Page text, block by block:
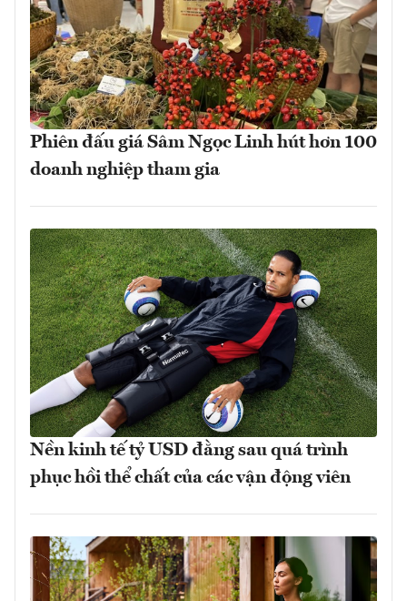
Phiên đấu giá Sâm Ngọc Linh hút hơn 100
doanh nghiệp tham gia
Nền kinh tế tỷ USD đằng sau quá trình
phục hồi thể chất của các vận động viên